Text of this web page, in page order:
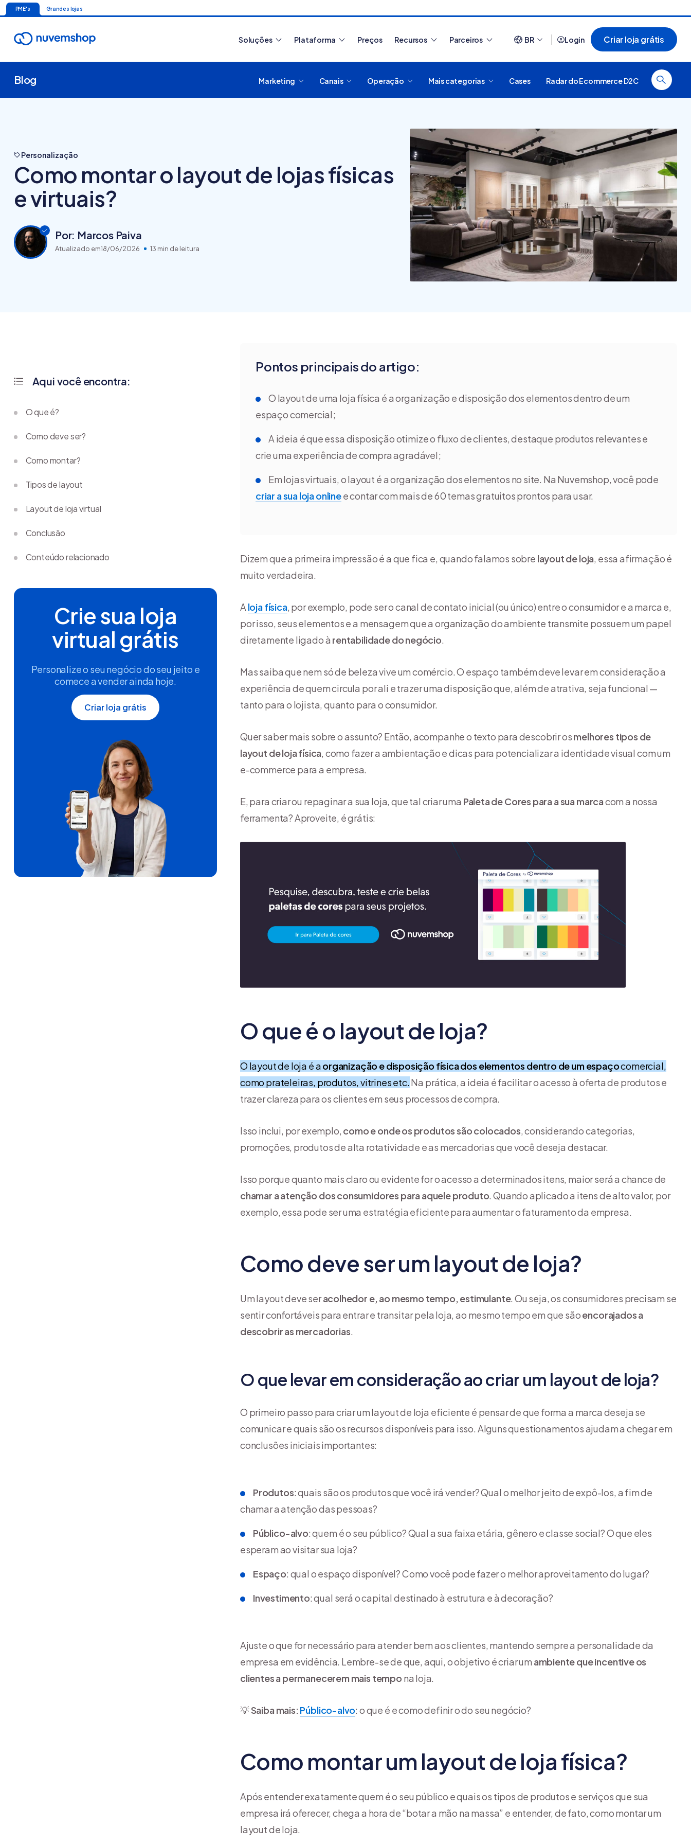
PME's Grandes lojas
Soluções Plataforma Preços Recursos
Como migrar de
plataforma de e-
O que é plataforma
digital, como funciona e
quais são os tipos?
[guia]
44 sites que usam
Nuvemshop para te
inspirar a ter o seu
negó...
Parceiros BR Login Criar loja grátis
Blog Marketing Canais Operação Mais categorias Cases Radar do Ecommerce D2C
Personalização
Como montar o layout de lojas físicas
e virtuais?
Por: Marcos Paiva
Atualizado em18/06/2026 13 min de leitura
Pontos principais do artigo:
O layout de uma loja física é a organização e disposição dos elementos dentro de um
espaço comercial;
A ideia é que essa disposição otimize o fluxo de clientes, destaque produtos relevantes e
crie uma experiência de compra agradável;
Em lojas virtuais, o layout é a organização dos elementos no site. Na Nuvemshop, você pode
criar a sua loja onlinee contar com mais de 60 temas gratuitos prontos para usar.
Dizem que a primeira impressão é a que fica e, quando falamos sobre layout de loja, essa afirmação é
muito verdadeira.
A loja física, por exemplo, pode ser o canal de contato inicial (ou único) entre o consumidor e a marca e,
por isso, seus elementos e a mensagem que a organização do ambiente transmite possuem um papel
diretamente ligado à rentabilidade do negócio.
Mas saiba que nem só de beleza vive um comércio. O espaço também deve levar em consideração a
experiência de quem circula por ali e trazer uma disposição que, além de atrativa, seja funcional —
tanto para o lojista, quanto para o consumidor.
Quer saber mais sobre o assunto? Então, acompanhe o texto para descobrir osmelhores tipos de
layout de loja física, como fazer a ambientação e dicas para potencializar a identidade visual com um
e-commerce para a empresa.
E, para criar ou repaginar a sua loja, que tal criar uma Paleta de Cores para a sua marcacom a nossa
ferramenta? Aproveite, é grátis:
O que é o layout de loja?
O layout de loja é aorganização e disposição física dos elementos dentro de um espaçocomercial,
como prateleiras, produtos, vitrines etc.Na prática, a ideia é facilitar o acesso à oferta de produtos e
trazer clareza para os clientes em seus processos de compra.
Isso inclui, por exemplo, como e onde os produtos são colocados, considerando categorias,
promoções, produtos de alta rotatividade e as mercadorias que você deseja destacar.
Isso porque quanto mais claro ou evidente for o acesso a determinados itens, maior será a chance de
chamar a atenção dos consumidores para aquele produto. Quando aplicado a itens de alto valor, por
exemplo, essa pode ser uma estratégia eficiente para aumentar o faturamento da empresa.
Como deve ser um layout de loja?
Um layout deve seracolhedor e, ao mesmo tempo, estimulante. Ou seja, os consumidores precisam se
sentir confortáveis para entrar e transitar pela loja, ao mesmo tempo em que sãoencorajados a
descobrir as mercadorias.
O que levar em consideração ao criar um layout de loja?
O primeiro passo para criar um layout de loja eficiente é pensar de que forma a marca deseja se
comunicar e quais são os recursos disponíveis para isso. Alguns questionamentos ajudam a chegar em
conclusões iniciais importantes:
Produtos: quais são os produtos que você irá vender? Qual o melhor jeito de expô-los, a fim de
chamar a atenção das pessoas?
Público-alvo: quem é o seu público? Qual a sua faixa etária, gênero e classe social? O que eles
esperam ao visitar sua loja?
Espaço: qual o espaço disponível? Como você pode fazer o melhor aproveitamento do lugar?
Investimento: qual será o capital destinado à estrutura e à decoração?
Ajuste o que for necessário para atender bem aos clientes, mantendo sempre a personalidade da
empresa em evidência. Lembre-se de que, aqui, o objetivo é criar um ambiente que incentive os
clientes a permanecerem mais tempo na loja.
💡Saiba mais: Público-alvo: o que é e como definir o do seu negócio?
Como montar um layout de loja física?
Após entender exatamente quem é o seu público e quais os tipos de produtos e serviços que sua
empresa irá oferecer, chega a hora de “botar a mão na massa” e entender, de fato, como montar um
layout de loja.
Aqui você encontra:
O que é?
Como deve ser?
Como montar?
Tipos de layout
Layout de loja virtual
Conclusão
Conteúdo relacionado
Crie sua loja
virtual grátis
Personalize o seu negócio do seu jeito e
comece a vender ainda hoje.
Criar loja grátis